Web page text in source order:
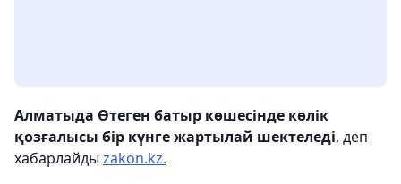
Алматыда Өтеген батыр көшесінде көлік
қозғалысы бір күнге жартылай шектеледі, деп
хабарлайды zakon.kz.